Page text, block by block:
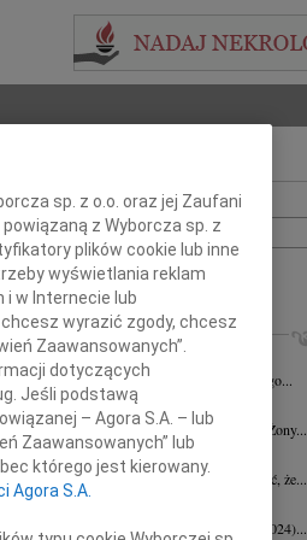
i nazwisko lub numer ogłoszenia:
+ szukanie zaawansowane
NEKROLOGI
Witold Halka wiek: 89 21.07.2026
Z wielkim żalem i smutkiem żegnamy naszego...
Jadwiga Czajka 16.07.2026
Panu Andrzejowi Czajce z powodu śmierci Żony...
Adam Borowski
10.07.2026
Z wielkim smutkiem przyjęłyśmy wiadomość, że...
Alina Augustynowicz
Alina Augustynowicz z domu Hinz (1979-2024)...
sp. z o.o. oraz jej Zaufani
z Wyborcza sp. z
plików cookie lub inne
wyświetlania reklam
w Internecie lub
wyrazić zgody, chcesz
Zaawansowanych”.
dotyczących
Jeśli podstawą
– Agora S.A. – lub
Zaawansowanych” lub
którego jest kierowany.
Agora S.A.